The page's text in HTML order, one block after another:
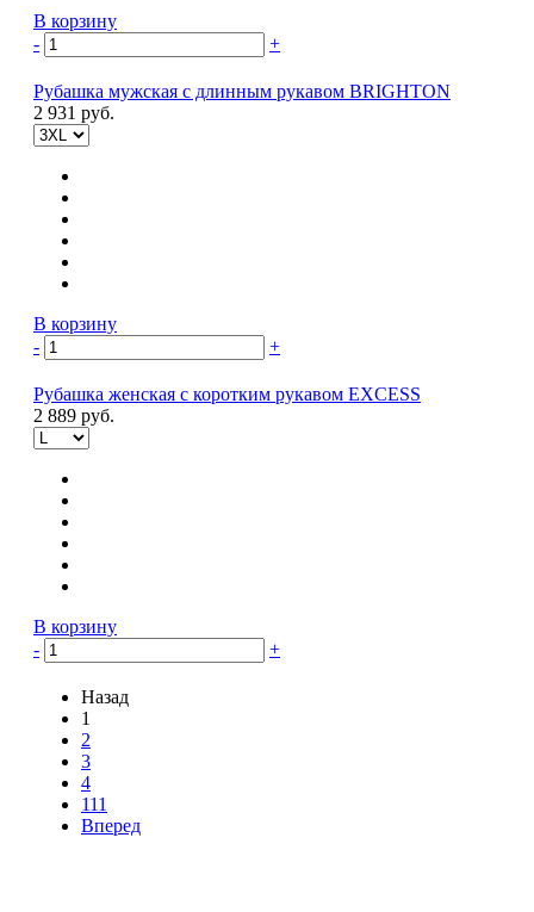
В корзину
-
+
Рубашка мужская с длинным рукавом BRIGHTON
2 931 руб.
В корзину
-
+
Рубашка женская с коротким рукавом EXCESS
2 889 руб.
В корзину
-
+
Назад
1
2
3
4
111
Вперед